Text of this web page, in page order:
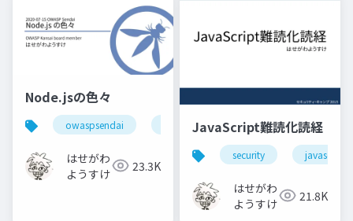
Node.jsの色々
owaspsendai security javascript
はせがわ
ようすけ
23.3K
JavaScript難読化読経
security javascript
はせがわ
ようすけ
21.8K